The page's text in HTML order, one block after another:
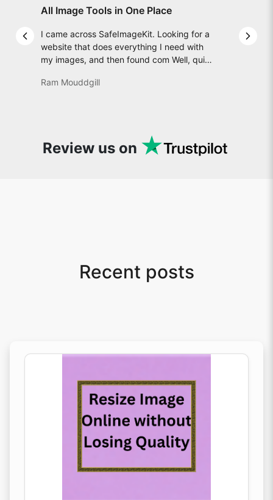
Previous slide
All Image Tools in One Place
I came across SafeImageKit. Looking for a
website that does everything I need with
my images, and then found com Well, quite
an incredibly high-speed, stable and easy-
snappy tools every now and then!
Ram Mouddgill
Next
Review us on
Recent posts